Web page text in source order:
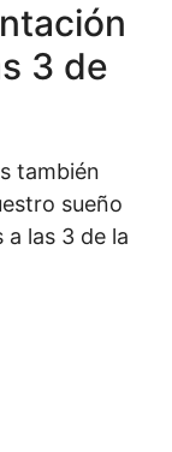
3 de
también
sueño
las 3 de la